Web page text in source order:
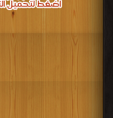
كتب 2009
كتب 2006
كتب 2005